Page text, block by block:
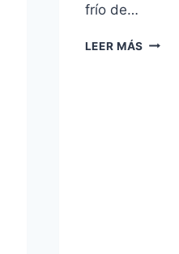
frío de…
LEER MÁS EL